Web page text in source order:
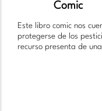
Comic
Este libro comic nos
protegerse de los
recurso presenta de